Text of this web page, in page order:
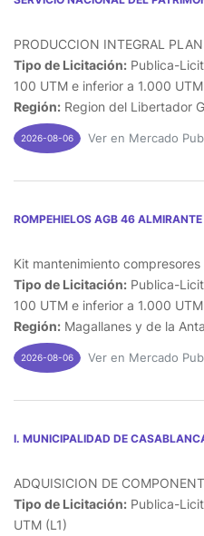
PRODUCCION INTEGRAL
Tipo de Licitación: Publica-
100 UTM e inferior a 1.000
Región: Region del Libertador
2026-08-06 Ver en Mercado
ROMPEHIELOS AGB 46
Kit mantenimiento
Tipo de Licitación: Publica-
100 UTM e inferior a 1.000
Región: Magallanes y de la
2026-08-06 Ver en Mercado
I. MUNICIPALIDAD DE
ADQUISICION DE
Tipo de Licitación: Publica-
UTM (L1)